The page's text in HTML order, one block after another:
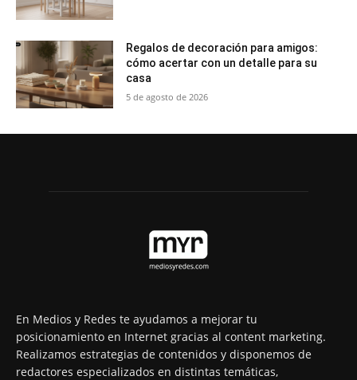
Regalos de decoración para amigos:
cómo acertar con un detalle para su
casa
5 de agosto de 2026
En Medios y Redes te ayudamos a mejorar tu
posicionamiento en Internet gracias al content marketing.
Realizamos estrategias de contenidos y disponemos de
redactores especializados en distintas temáticas,